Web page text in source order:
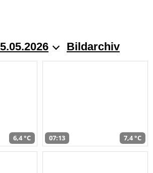
Bildarchiv
6,4 °C 07:13 7,4 °C